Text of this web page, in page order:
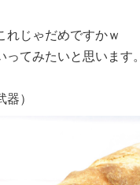
れじゃだめですかｗ
ってみたいと思います。
）